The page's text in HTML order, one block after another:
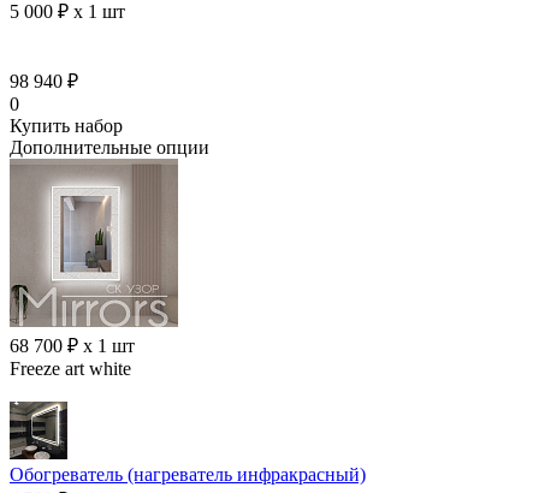
5 000 ₽ x 1 шт
98 940 ₽
0
Купить набор
Дополнительные опции
68 700 ₽ x 1 шт
Freeze art white
Обогреватель (нагреватель инфракрасный)